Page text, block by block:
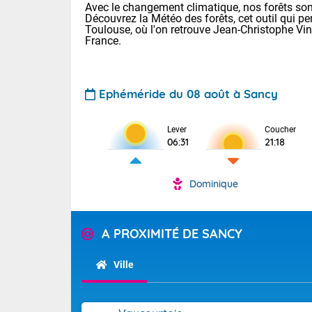
Tendance
Avec le changement climatique, nos forêts
Découvrez la Météo des forêts, cet outil qui
Toulouse, où l'on retrouve Jean-Christophe
France.
Ephéméride du 08 août à Sancy
Lever
06:31
Coucher
21:18
Dominique
A PROXIMITÉ DE SANCY
Ville
Voici les
29/16 Paris :
Clermont-
Lille : 28/15
Demain
Des résidus